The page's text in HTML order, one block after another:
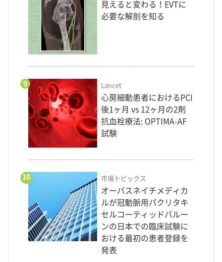
見えると変わる！EVTに
必要な解剖を知る
9 Lancet
心房細動患者におけるPCI
後1ヶ月 vs 12ヶ月の2剤
抗血栓療法: OPTIMA-AF
試験
10 市場トピックス
オーバスネイチメディカ
ルが冠動脈用パクリタキ
セルコーティッドバルー
ンの日本での臨床試験に
おける最初の患者登録を
発表